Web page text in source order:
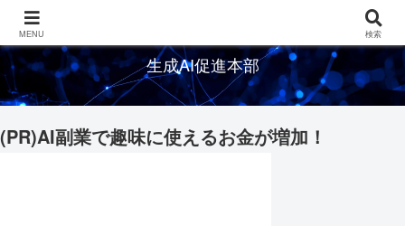
生成AI促進本部
(PR)AI副業で趣味に使えるお金が増加！
MENU 検索